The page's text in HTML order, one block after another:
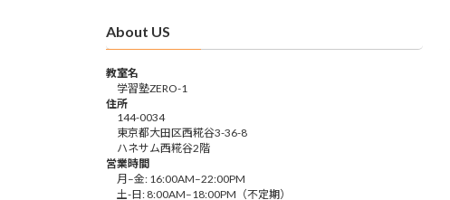
About US
教室名
学習塾ZERO-1
住所
144-0034
東京都大田区西糀谷3-36-8
ハネサム西糀谷2階
営業時間
月–金: 16:00AM–22:00PM
土-日: 8:00AM–18:00PM（不定期）